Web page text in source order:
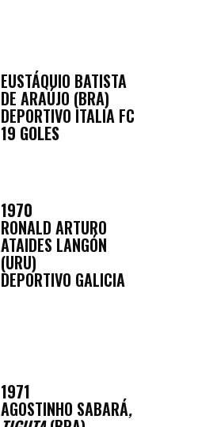
EUSTÁQUIO BATISTA
DE ARAÚJO (BRA)
DEPORTIVO ITALIA FC
19 GOLES
1970
RONALD ARTURO
ATAIDES LANGÓN
(URU)
DEPORTIVO GALICIA
1971
AGOSTINHO SABARÁ,